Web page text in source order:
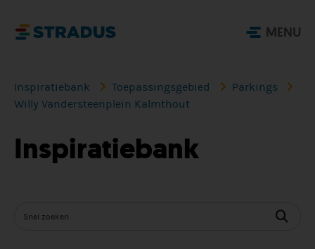
MENU
Inspiratiebank Toepassingsgebied
Parkings
Willy Vandersteenplein Kalmthout
Inspiratiebank